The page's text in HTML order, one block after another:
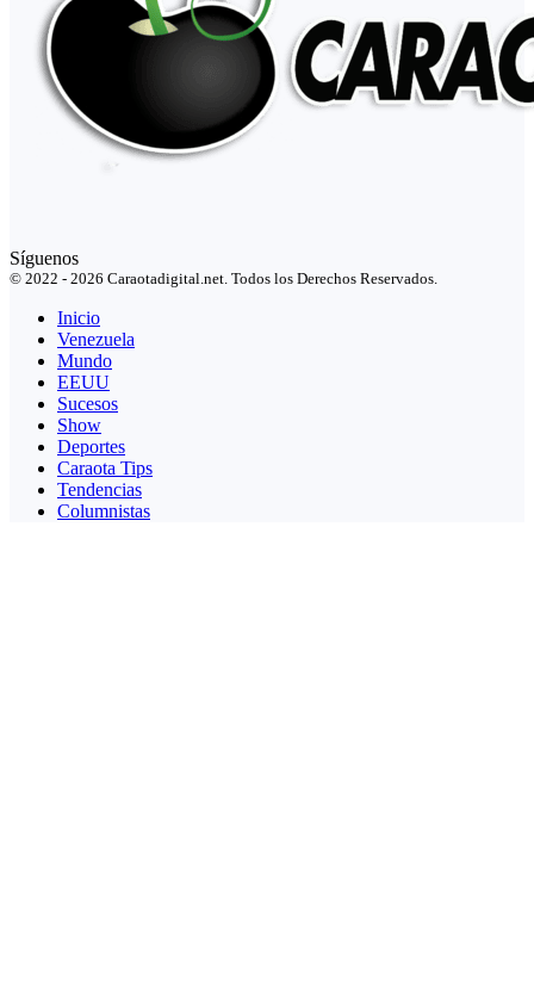
Síguenos
© 2022 - 2026 Caraotadigital.net. Todos los Derechos Reservados.
Inicio
Venezuela
Mundo
EEUU
Sucesos
Show
Deportes
Caraota Tips
Tendencias
Columnistas